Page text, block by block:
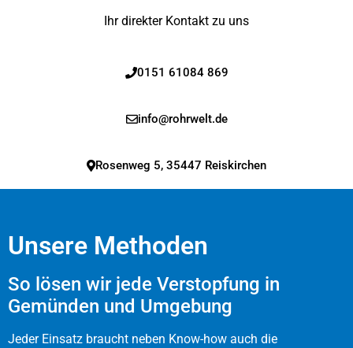
Ihr direkter Kontakt zu uns
0151 61084 869
info@rohrwelt.de
Rosenweg 5, 35447 Reiskirchen
Unsere Methoden
So lösen wir jede Verstopfung in
Gemünden und Umgebung
Jeder Einsatz braucht neben Know-how auch die